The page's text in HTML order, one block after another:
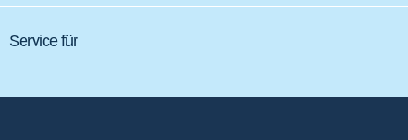
Service für